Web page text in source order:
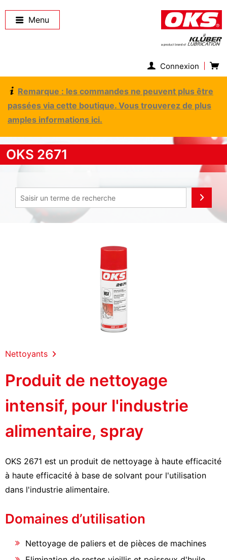
Menu
Connexion
Remarque : les commandes ne peuvent plus être
passées via cette boutique. Vous trouverez de plus
amples informations ici.
OKS 2671
Nettoyants
Produit de nettoyage
intensif, pour l'industrie
alimentaire, spray
OKS 2671 est un produit de nettoyage à haute efficacité
à haute efficacité à base de solvant pour l'utilisation
dans l'industrie alimentaire.
Domaines d’utilisation
Nettoyage de paliers et de pièces de machines